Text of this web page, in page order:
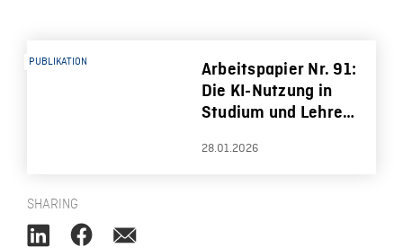
PUBLIKATION
Arbeitspapier Nr. 91:
Die KI-Nutzung in
Studium und Lehre.
Grundlage
28.01.2026
SHARING